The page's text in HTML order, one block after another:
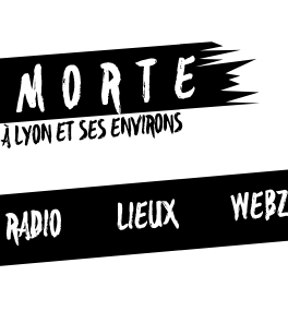
ET SES ENVIRONS
RADIO LIEUX